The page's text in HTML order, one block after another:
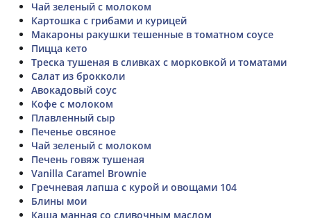
Чай зеленый с молоком
Картошка с грибами и курицей
Макароны ракушки тешенные в томатном соусе
Пицца кето
Треска тушеная в сливках с морковкой и томатами
Салат из брокколи
Авокадовый соус
Кофе с молоком
Плавленный сыр
Печенье овсяное
Чай зеленый с молоком
Печень говяж тушеная
Vanilla Caramel Brownie
Гречневая лапша с курой и овощами 104
Блины мои
Каша манная со сливочным маслом